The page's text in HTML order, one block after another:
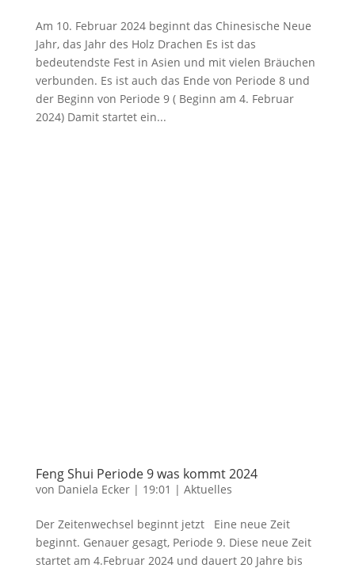
Am 10. Februar 2024 beginnt das Chinesische Neue
Jahr, das Jahr des Holz Drachen Es ist das
bedeutendste Fest in Asien und mit vielen Bräuchen
verbunden. Es ist auch das Ende von Periode 8 und
der Beginn von Periode 9 ( Beginn am 4. Februar
2024) Damit startet ein...
Feng Shui Periode 9 was kommt 2024
von Daniela Ecker| 19:01 | Aktuelles
Der Zeitenwechsel beginnt jetzt Eine neue Zeit
beginnt. Genauer gesagt, Periode 9. Diese neue Zeit
startet am 4.Februar 2024 und dauert 20 Jahre bis